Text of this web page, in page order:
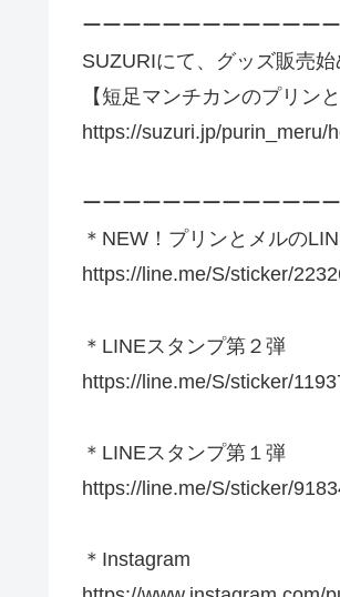
ーーーーーーーーーーーー
SUZURIにて、グッズ販売始
【短足マンチカンのプリン
https://suzuri.jp/purin_meru/
ーーーーーーーーーーーー
＊NEW！プリンとメルの
https://line.me/S/sticker/
＊LINEスタンプ第２弾
https://line.me/S/sticker/
＊LINEスタンプ第１弾
https://line.me/S/sticker/
＊Instagram